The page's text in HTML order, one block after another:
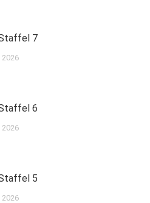
7
2026
6
2026
5
2026